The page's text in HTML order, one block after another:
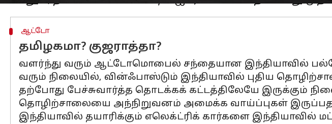
ஆட்டோ
தமிழகமா? குஜராத்தா?
வளர்ந்து வரும் ஆட்டோமொபைல் சந்தையான இந்தியாவில்
வரும் நிலையில், வின்ஃபாஸ்டும் இந்தியாவில் புதிய
தற்போது பேச்சுவார்த்த தொடக்கக் கட்டத்திலேயே இருக்கும்
தொழிற்சாலையை அந்நிறுவனம் அமைக்க வாய்ப்புகள்
இந்தியாவில் தயாரிக்கும் எலெக்ட்ரிக் கார்களை இந்தியாவில்